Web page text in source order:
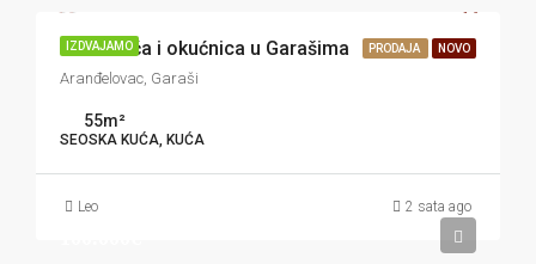
IZDVAJAMO PRODAJA NOVO
Stara kuća i okućnica u Garašima
Aranđelovac, Garaši
55m²
SEOSKA KUĆA, KUĆA
Leo 2 sata ago